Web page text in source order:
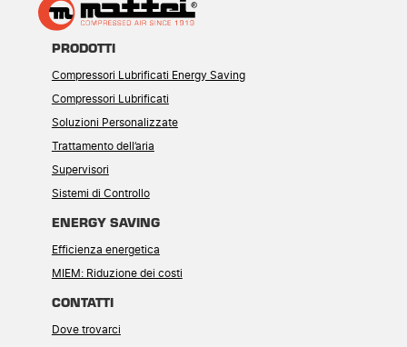
PRODOTTI
Compressori Lubrificati Energy Saving
Compressori Lubrificati
Soluzioni Personalizzate
Trattamento dell’aria
Supervisori
Sistemi di Controllo
ENERGY SAVING
Efficienza energetica
MIEM: Riduzione dei costi
CONTATTI
Dove trovarci